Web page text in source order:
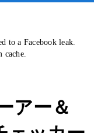
to a Facebook leak.
cache.
アー＆